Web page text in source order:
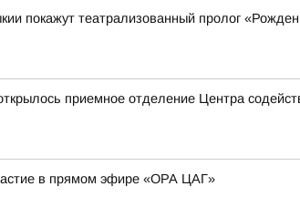
покажут театрализованный пролог
приемное отделение Центра
в прямом эфире «ОРА ЦАГ»